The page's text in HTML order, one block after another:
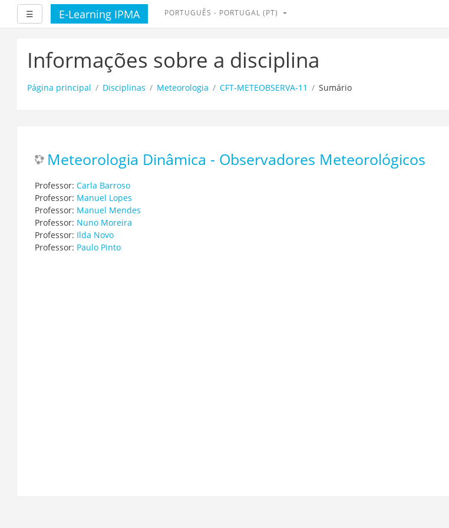
principal
☰ ExpandirE-Learning IPMA PORTUGUÊS - PORTUGAL ‎(PT)‎
Informações sobre a disciplina
Página principal Disciplinas Meteorologia CFT-METEOBSERVA-11 Sumário
Meteorologia Dinâmica - Observadores Meteorológicos
Professor: Carla Barroso
Professor: Manuel Lopes
Professor: Manuel Mendes
Professor: Nuno Moreira
Professor: Ilda Novo
Professor: Paulo Pinto